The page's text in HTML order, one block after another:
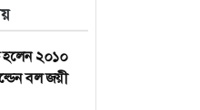
২০১০
বল জয়ী